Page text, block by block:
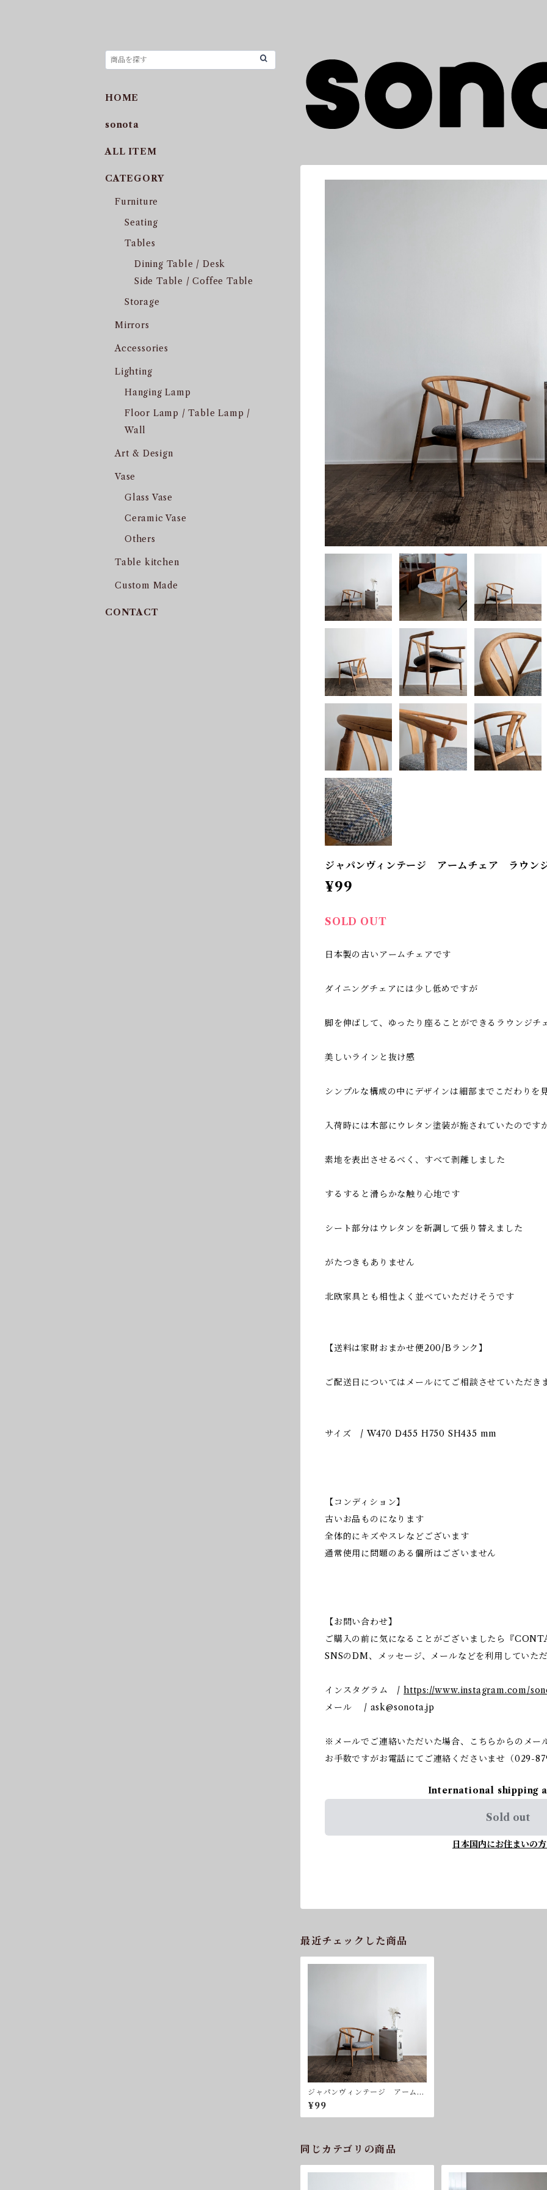
ジャパンヴィンテージ アームチェア ラウン
¥99
SOLD OUT
日本製の古いアームチェアです
ダイニングチェアには少し低めですが
脚を伸ばして、ゆったり座ることができるラウンジチ
美しいラインと抜け感
シンプルな構成の中にデザインは細部までこだわりを
入荷時には木部にウレタン塗装が施されていたのです
素地を表出させるべく、すべて剥離しました
するすると滑らかな触り心地です
シート部分はウレタンを新調して張り替えました
がたつきもありません
北欧家具とも相性よく並べていただけそうです
【送料は家財おまかせ便200/Bランク】
ご配送日についてはメールにてご相談させていただき
サイズ / W470 D455 H750 SH435 mm
【コンディション】
古いお品ものになります
全体的にキズやスレなどございます
通常使用に問題のある個所はございません
【お問い合わせ】
ご購入の前に気になることがございましたら『
SNSのDM、メッセージ、メールなどを利用していた
インスタグラム / https://www.instagram.com/
メール / ask@sonota.jp
※メールでご連絡いただいた場合、こちらからのメー
お手数ですがお電話にてご連絡くださいませ（029-
International shipping
Sold out
日本国内にお住まいの
最近チェックした商品
ジャパンヴィンテージ アームチ
ェア ラウンジチェア 日本製
¥99
同じカテゴリの商品
HOME
sonota
ALL ITEM
CATEGORY
Furniture
Seating
Tables
Dining Table / Desk
Side Table / Coffee Table
Storage
Mirrors
Accessories
Lighting
Hanging Lamp
Floor Lamp / Table Lamp /
Wall
Art & Design
Vase
Glass Vase
Ceramic Vase
Others
Table kitchen
Custom Made
CONTACT